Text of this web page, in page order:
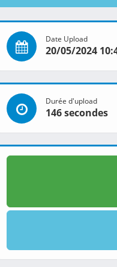
Date Upload
20/05/2024
Durée d'upload
146 secondes